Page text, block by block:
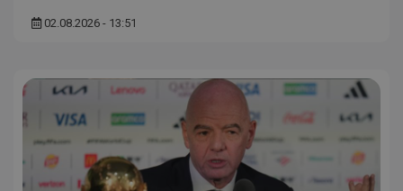
02.08.2026 - 13:51